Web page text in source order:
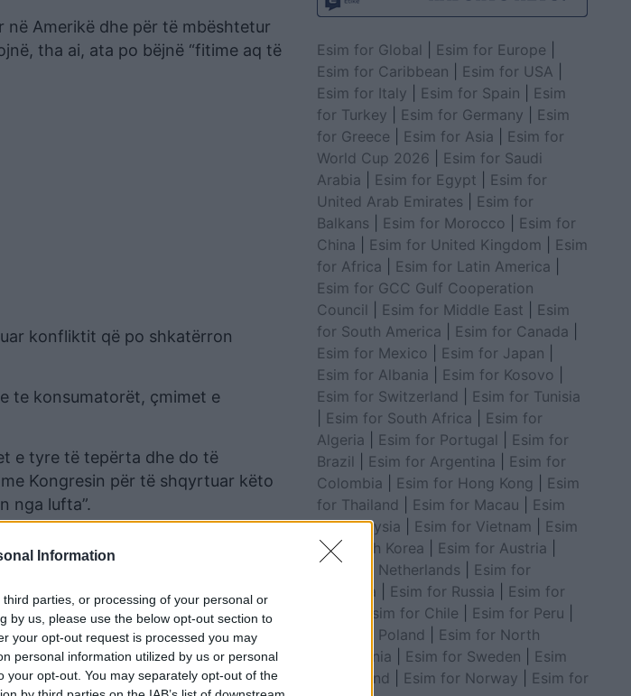
Information
parties, or processing of your personal or
by us, please use the below opt-out section to
your opt-out request is processed you may
personal information utilized by us or personal
your opt-out. You may separately opt-out of the
në Amerikë dhe për të mbështetur
tha ai, ata po bëjnë “fitime aq të
konfliktit që po shkatërron
te konsumatorët, çmimet e
e tyre të tepërta dhe do të
Kongresin për të shqyrtuar këto
nga lufta”.
Esim for Global Esim for Europe
Esim for Caribbean
Esim for USA
Esim for Italy
Esim for Spain
Esim
for Turkey
Esim for Germany
Esim
for Greece
Esim for Asia
Esim for
World Cup 2026
Esim for Saudi
Arabia
Esim for Egypt
Esim for
United Arab Emirates
Esim for
Balkans
Esim for Morocco
Esim for
China
Esim for United Kingdom
Esim
for Africa
Esim for Latin America
Esim for GCC Gulf Cooperation
Council
Esim for Middle East
Esim
for South America
Esim for Canada
Esim for Mexico
Esim for Japan
Esim for Albania
Esim for Kosovo
Esim for Switzerland
Esim for Tunisia
Esim for South Africa
Esim for
Algeria
Esim for Portugal
Esim for
Brazil
Esim for Argentina
Esim for
Colombia
Esim for Hong Kong
Esim
for Thailand
Esim for Macau
Esim
for Malaysia
Esim for Vietnam
Esim
for South Korea
Esim for Austria
Esim for Netherlands
Esim for
Australia
Esim for Russia
Esim for
Esim for Chile Esim for Peru
Esim for Poland
Esim for North
Macedonia
Esim for Sweden
Esim
for Finland
Esim for Norway
Esim for